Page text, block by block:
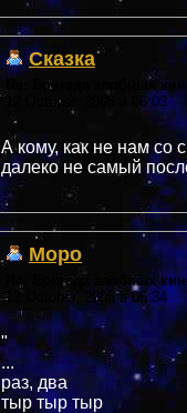
Сказка
Re: Бригада злобных
12 October, 2005 в 06:03
А кому, как не нам со
далеко не самый
Моро
Re: Бригада злобных
12 October, 2005 в 06:34
"
...
раз, два
тыр тыр тыр